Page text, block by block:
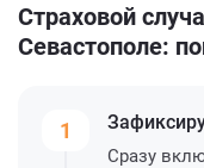
Страховой
Севастополе:
1
Сразу